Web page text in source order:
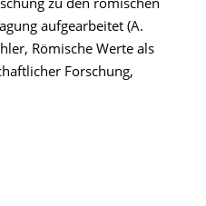
zu den römischen
aufgearbeitet (A.
Römische Werte als
Forschung,